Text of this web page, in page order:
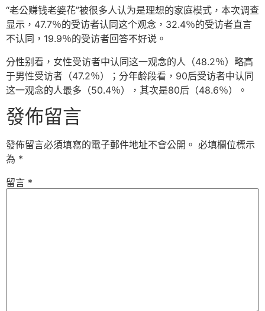
“老公赚钱老婆花”被很多人认为是理想的家庭模式，本次调查
显示，47.7％的受访者认同这个观念，32.4％的受访者直言
不认同，19.9％的受访者回答不好说。
分性别看，女性受访者中认同这一观念的人（48.2％）略高
于男性受访者（47.2％）；分年龄段看，90后受访者中认同
这一观念的人最多（50.4％），其次是80后（48.6％）。
發佈留言
發佈留言必須填寫的電子郵件地址不會公開。 必填欄位標示
為 *
留言 *